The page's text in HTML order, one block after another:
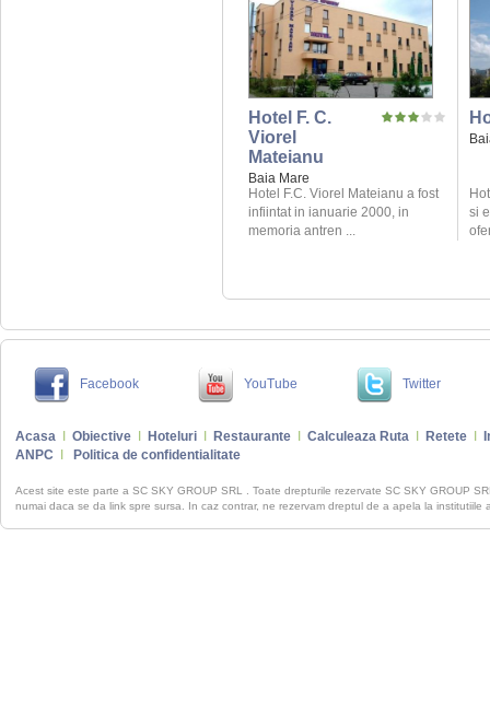
Hotel F. C.
Viorel
Mateianu
Baia Mare
Hotel F.C. Viorel Mateianu a fost
infiintat in ianuarie 2000, in
memoria antren ...
si
Facebook YouTube Twitter
Acasa Obiective Hoteluri Restaurante Calculeaza Ruta Retete
ANPC
Politica de confidentialitate
Acest site este parte a SC SKY GROUP SRL . Toate drepturile rezervate SC SKY GROUP
numai daca se da link spre sursa. In caz contrar, ne rezervam dreptul de a apela la institutiile